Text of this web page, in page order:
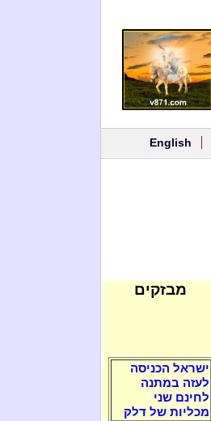
English
מבזקים
ישראל הכניסה
לעזה במתנה
לחינם שני
מכליות של דלק